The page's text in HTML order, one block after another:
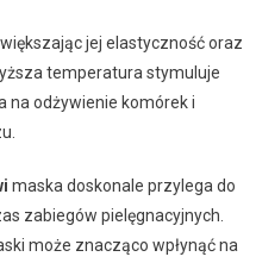
jej elastyczność oraz
temperatura stymuluje
na odżywienie komórek i
maska doskonale przylega do
zabiegów pielęgnacyjnych.
może znacząco wpłynąć na